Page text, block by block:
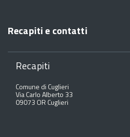
Recapiti e contatti
Recapiti
Comune di Cuglieri
Via Carlo Alberto 33
09073 OR Cuglieri